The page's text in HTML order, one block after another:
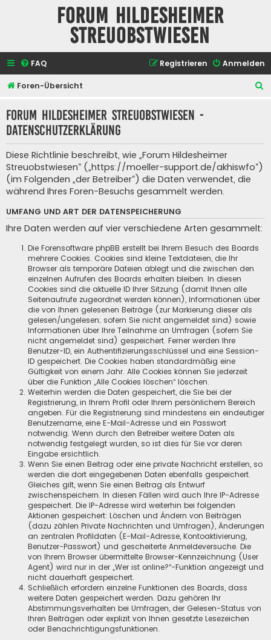
Forum Hildesheimer
Streuobstwiesen
FAQ Anmelden
Registrieren
Foren-Übersicht
Forum Hildesheimer Streuobstwiesen -
Datenschutzerklärung
Diese Richtlinie beschreibt, wie „Forum Hildesheimer
Streuobstwiesen“ („https://moeller-support.de/akhiswfo“)
(im Folgenden „der Betreiber“) die Daten verwendet, die
während Ihres Foren-Besuchs gesammelt werden.
UMFANG UND ART DER DATENSPEICHERUNG
Ihre Daten werden auf vier verschiedene Arten gesammelt:
Die Forensoftware phpBB erstellt bei Ihrem Besuch des Boards
mehrere Cookies. Cookies sind kleine Textdateien, die Ihr
Browser als temporäre Dateien ablegt und die zwischen den
einzelnen Aufrufen des Boards erhalten bleiben. In diesen
Cookies sind die aktuelle ID Ihrer Sitzung (damit Ihnen alle
Seitenaufrufe zugeordnet werden können), Informationen über
die von Ihnen gelesenen Beiträge (zur Markierung dieser als
gelesen/ungelesen; sofern Sie nicht angemeldet sind) sowie
Informationen über Ihre Teilnahme an Umfragen (sofern Sie
nicht angemeldet sind) gespeichert. Ferner werden Ihre
Benutzer-ID, ein Authentifizierungsschlüssel und eine Session-
ID gespeichert. Die Cookies haben standardmäßig eine
Gültigkeit von einem Jahr. Alle Cookies können Sie jederzeit
über die Funktion „Alle Cookies löschen“ löschen.
Weiterhin werden die Daten gespeichert, die Sie bei der
Registrierung, in Ihrem Profil oder Ihrem persönlichem Bereich
angeben. Für die Registrierung sind mindestens ein eindeutiger
Benutzername, eine E-Mail-Adresse und ein Passwort
notwendig. Wenn durch den Betreiber weitere Daten als
notwendig festgelegt wurden, so ist dies für Sie vor deren
Eingabe ersichtlich.
Wenn Sie einen Beitrag oder eine private Nachricht erstellen, so
werden die dort eingegebenen Daten ebenfalls gespeichert.
Gleiches gilt, wenn Sie einen Beitrag als Entwurf
zwischenspeichern. In diesen Fällen wird auch Ihre IP-Adresse
gespeichert. Die IP-Adresse wird weiterhin bei folgenden
Aktionen gespeichert: Löschen und Ändern von Beiträgen
(dazu zählen Private Nachrichten und Umfragen), Änderungen
an zentralen Profildaten (E-Mail-Adresse, Kontoaktivierung,
Benutzer-Passwort) und gescheiterte Anmeldeversuche. Die
von Ihrem Browser übermittelte Browser-Kennzeichnung (User
Agent) wird nur in der „Wer ist online?“-Funktion angezeigt und
nicht dauerhaft gespeichert.
Schließlich erfordern einzelne Funktionen des Boards, dass
weitere Daten gespeichert werden. Dazu gehören Ihr
Abstimmungsverhalten bei Umfragen, der Gelesen-Status von
Ihren Beiträgen oder explizit von Ihnen gesetzte Lesezeichen
oder Benachrichtigungsfunktionen.